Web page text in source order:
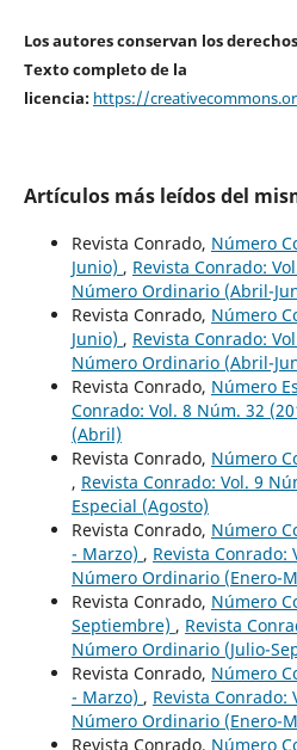
Los autores conservan los
Texto completo de la
licencia: https://
Artículos más leídos del
Revista Conrado, Número
Junio) , Revista Conrado:
Número Ordinario (Abril-
Revista Conrado, Número
Junio) , Revista Conrado:
Número Ordinario (Abril-
Revista Conrado, Número
Conrado: Vol. 8 Núm. 32
(Abril)
Revista Conrado, Número
, Revista Conrado: Vol. 9
Especial (Agosto)
Revista Conrado, Número
- Marzo) , Revista Conrado:
Número Ordinario (Enero-
Revista Conrado, Número
Septiembre) , Revista
Número Ordinario (Julio-
Revista Conrado, Número
- Marzo) , Revista Conrado:
Número Ordinario (Enero-
Revista Conrado, Número